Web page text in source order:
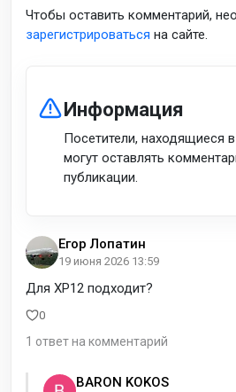
Чтобы оставить комментарий,
зарегистрироваться на сайте.
Информация
Посетители, находящиеся в
могут оставлять
публикации.
Егор Лопатин
19 июня 2026 13:59
Для XP12 подходит?
0
1 ответ на комментарий
BARON KOKOS